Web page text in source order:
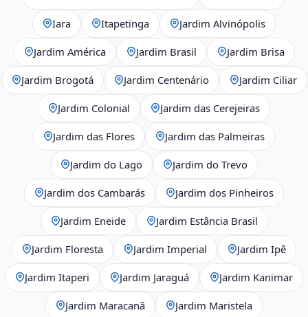
Iara Itapetinga Jardim Alvinópolis
Jardim América Jardim Brasil Jardim Brisa
Jardim Brogotá Jardim Centenário Jardim Ciliar
Jardim Colonial Jardim das Cerejeiras
Jardim das Flores Jardim das Palmeiras
Jardim do Lago Jardim do Trevo
Jardim dos Cambarás Jardim dos Pinheiros
Jardim Eneide Jardim Estância Brasil
Jardim Floresta Jardim Imperial Jardim Ipê
Jardim Itaperi Jardim Jaraguá Jardim Kanimar
Jardim Maracanã Jardim Maristela